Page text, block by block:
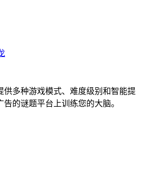
供多种游戏模式、难度级别和智能提
的谜题平台上训练您的大脑。